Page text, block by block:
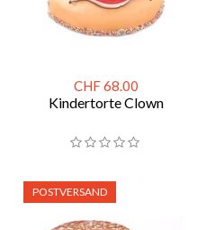
CHF 68.00
Kindertorte Clown
POSTVERSAND